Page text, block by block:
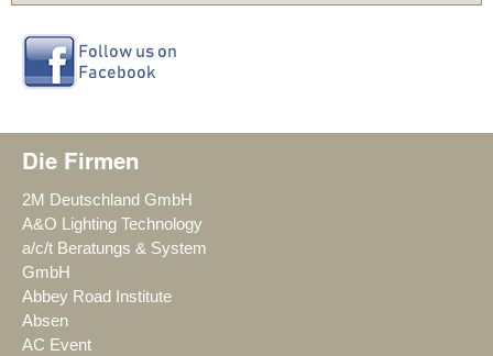
Die Firmen
2M Deutschland GmbH
A&O Lighting Technology
a/c/t Beratungs & System
GmbH
Abbey Road Institute
Absen
AC Event